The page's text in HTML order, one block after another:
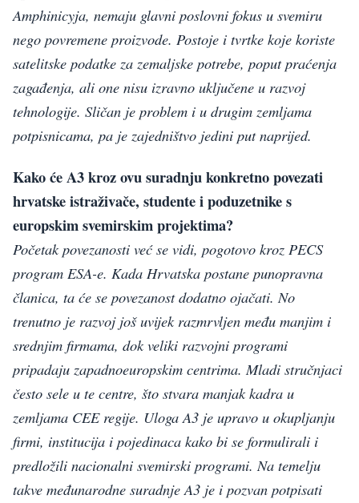
Amphinicyja, nemaju glavni poslovni fokus u svemiru
nego povremene proizvode. Postoje i tvrtke koje koriste
satelitske podatke za zemaljske potrebe, poput praćenja
zagađenja, ali one nisu izravno uključene u razvoj
tehnologije. Sličan je problem i u drugim zemljama
potpisnicama, pa je zajedništvo jedini put naprijed.
Kako će A3 kroz ovu suradnju konkretno povezati
hrvatske istraživače, studente i poduzetnike s
europskim svemirskim projektima?
Početak povezanosti već se vidi, pogotovo kroz PECS
program ESA-e. Kada Hrvatska postane punopravna
članica, ta će se povezanost dodatno ojačati. No
trenutno je razvoj još uvijek razmrvljen među manjim i
srednjim firmama, dok veliki razvojni programi
pripadaju zapadnoeuropskim centrima. Mladi stručnjaci
često sele u te centre, što stvara manjak kadra u
zemljama CEE regije. Uloga A3 je upravo u okupljanju
firmi, institucija i pojedinaca kako bi se formulirali i
predložili nacionalni svemirski programi. Na temelju
takve međunarodne suradnje A3 je i pozvan potpisati